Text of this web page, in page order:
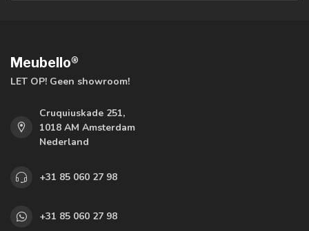
Meubello®
LET OP! Geen showroom!
Cruquiuskade 251,
1018 AM Amsterdam
Nederland
+31 85 060 27 98
+31 85 060 27 98